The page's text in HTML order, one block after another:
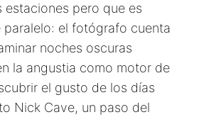
estaciones pero que es
paralelo: el fotógrafo cuenta
noches oscuras
la angustia como motor de
el gusto de los días
Nick Cave, un paso del